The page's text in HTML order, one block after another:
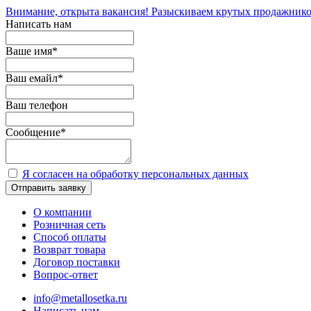
Внимание, открыта вакансия! Разыскиваем крутых
Написать нам
Ваше имя*
Ваш емайл*
Ваш телефон
Сообщение*
Я согласен на обработку персональных данных
Отправить заявку
О компании
Розничная сеть
Способ оплаты
Возврат товара
Договор поставки
Вопрос-ответ
info@metallosetka.ru